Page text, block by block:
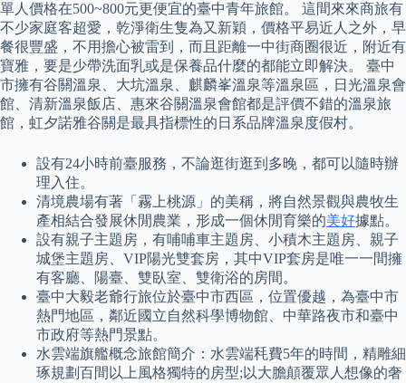
單人價格在500~800元更便宜的臺中青年旅館。 這間來來商旅有
不少家庭客超愛，乾淨衛生隻為又新穎，價格平易近人之外，早
餐很豐盛，不用擔心被雷到，而且距離一中街商圈很近，附近有
寶雅，要是少帶洗面乳或是保養品什麼的都能立即解決。 臺中
市擁有谷關溫泉、大坑溫泉、麒麟峯溫泉等溫泉區，日光溫泉會
館、清新溫泉飯店、惠來谷關溫泉會館都是評價不錯的溫泉旅
館，虹夕諾雅谷關是最具指標性的日系品牌溫泉度假村。
設有24小時前臺服務，不論逛街逛到多晚，都可以隨時辦
理入住。
清境農場有著「霧上桃源」的美稱，將自然景觀與農牧生
產相結合發展休閒農業，形成一個休閒育樂的美好據點。
設有親子主題房，有哺哺車主題房、小積木主題房、親子
城堡主題房、VIP陽光雙套房，其中VIP套房是唯一一間擁
有客廳、陽臺、雙臥室、雙衛浴的房間。
臺中大毅老爺行旅位於臺中市西區，位置優越，為臺中市
熱門地區，鄰近國立自然科學博物館、中華路夜市和臺中
市政府等熱門景點。
水雲端旗艦概念旅館簡介：水雲端秏費5年的時間，精雕細
琢規劃百間以上風格獨特的房型;以大膽顛覆眾人想像的奢